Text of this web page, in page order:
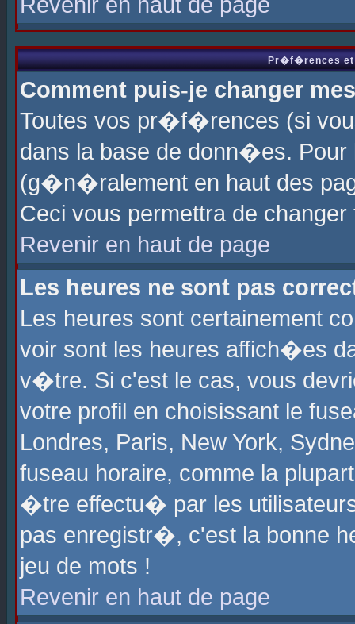
Pr�f�rences et
Comment puis-je changer
Toutes vos pr�f�rences (si
dans la base de donn�es.
(g�n�ralement en haut des
Ceci vous permettra de
Revenir en haut de page
Les heures ne sont pas
Les heures sont certainement
voir sont les heures affich�es
v�tre. Si c'est le cas, vous
votre profil en choisissant le
Londres, Paris, New York,
fuseau horaire, comme la
�tre effectu� par les
pas enregistr�, c'est la bonne
jeu de mots !
Revenir en haut de page